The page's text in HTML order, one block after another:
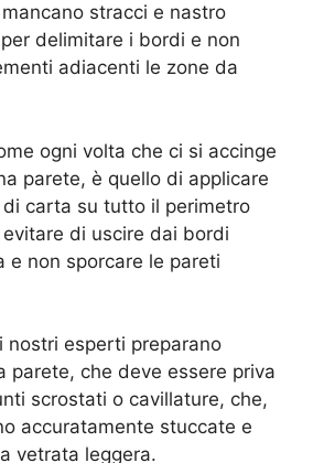
stracci e nastro
delimitare i bordi e non
adiacenti le zone da
ogni volta che ci si accinge
parete, è quello di applicare
carta su tutto il perimetro
di uscire dai bordi
e non sporcare le pareti
nostri esperti preparano
parete, che deve essere priva
scrostati o cavillature, che,
accuratamente stuccate e
vetrata leggera.